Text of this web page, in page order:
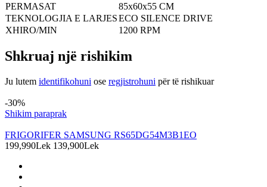
PERMASAT
85x60x55 CM
TEKNOLOGJIA E LARJESECO SILENCE DRIVE
XHIRO/MIN
1200 RPM
Shkruaj një rishikim
Ju lutem identifikohuni ose regjistrohuni për të rishikuar
-30%
Shikim paraprak
FRIGORIFER SAMSUNG RS65DG54M3B1EO
199,990Lek 139,900Lek